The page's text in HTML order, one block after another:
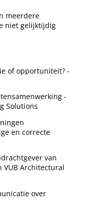
meerdere
niet gelijktijdig
of opportuniteit? -
-
Solutions
en correcte
van
VUB Architectural
over